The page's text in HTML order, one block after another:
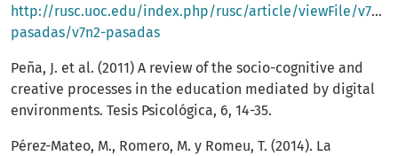
http://rusc.uoc.edu/index.php/rusc/article/viewFile/v7n2-
pasadas/v7n2-pasadas
Peña, J. et al. (2011) A review of the socio-cognitive and
creative processes in the education mediated by digital
environments. Tesis Psicológica, 6, 14-35.
Pérez-Mateo, M., Romero, M. y Romeu, T. (2014). La